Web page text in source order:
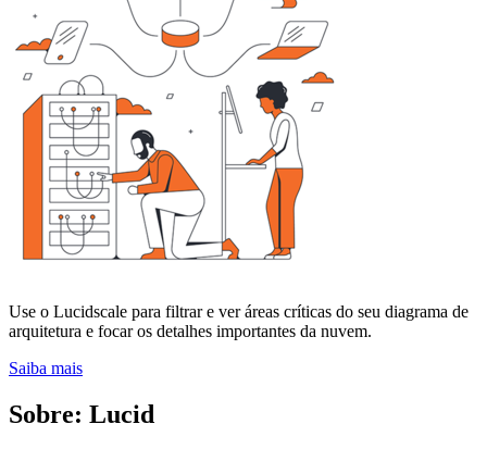
Use o Lucidscale para filtrar e ver áreas críticas do seu diagrama de
arquitetura e focar os detalhes importantes da nuvem.
Saiba mais
Sobre: Lucid